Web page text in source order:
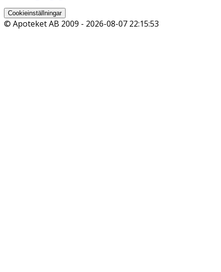
Cookieinställningar
© Apoteket AB 2009 - 2026-08-07 22:15:53